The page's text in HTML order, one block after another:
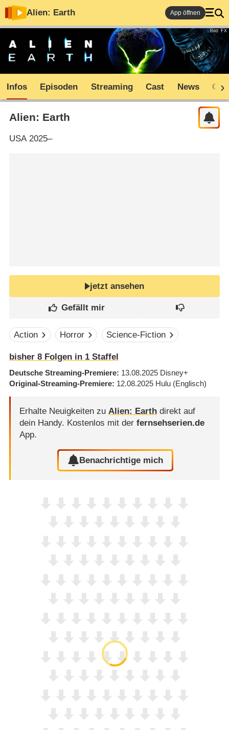
Alien: Earth App öffnen
Bild: FX
Infos Episoden Streaming Cast News
Alien: Earth
USA2025–
jetzt ansehen
Action Horror Science-Fiction
bisher 8Folgen in 1Staffel
Deutsche Streaming-Premiere 13.08.2025 Disney+
Original-Streaming-Premiere 12.08.2025 Hulu (Englisch)
Erhalte Neuigkeiten zu Alien: Earthdirekt auf
dein Handy. Kostenlos mit der fernsehserien.de
App.
Benachrichtige mich